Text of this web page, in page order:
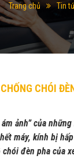
Trang chủ Tin
CHÓI
ảnh” của
máy, kính bị
đèn pha của